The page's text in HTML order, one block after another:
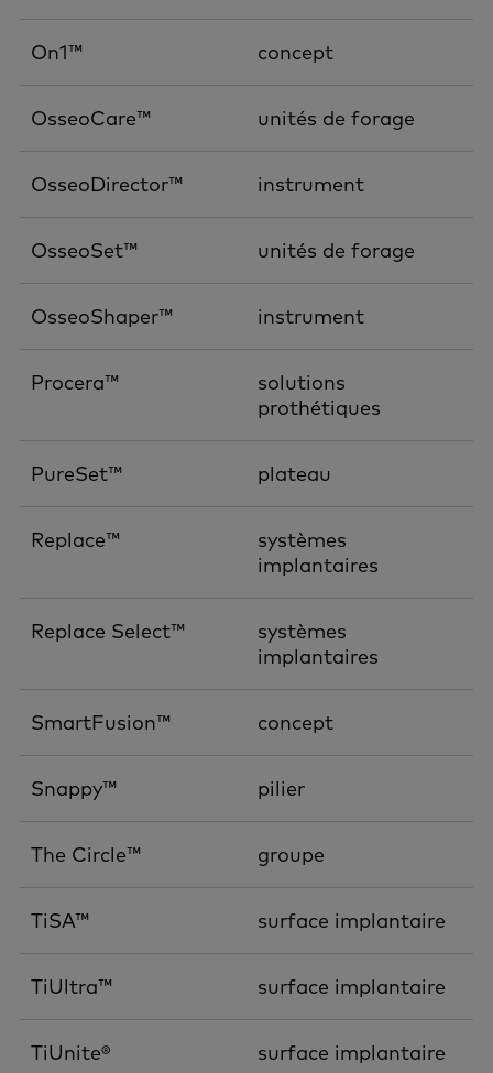
On1™ concept
OsseoCare™ unités de forage
OsseoDirector™ instrument
OsseoSet™ unités de forage
OsseoShaper™ instrument
Procera™
solutions
prothétiques
PureSet™ plateau
Replace™
systèmes
implantaires
Replace Select™
systèmes
implantaires
SmartFusion™ concept
Snappy™ pilier
The Circle™ groupe
TiSA™ surface implantaire
TiUltra™ surface implantaire
TiUnite® surface implantaire